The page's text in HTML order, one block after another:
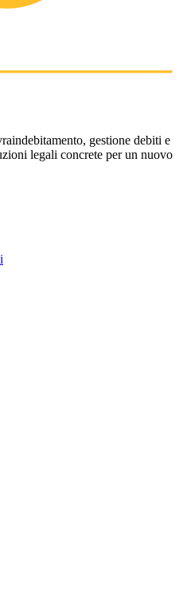
gestione debiti e
legali concrete per un nuovo
essere contestate